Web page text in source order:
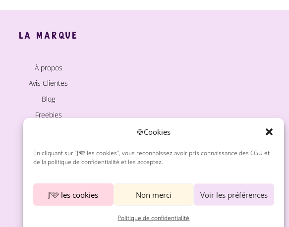
🍪Cookies
En cliquant sur “J'🩷 les cookies”, vous reconnaissez avoir pris connaissance des CGU et
de la politique de confidentialité et les acceptez.
J'🩷 les cookies Non merci Voir les préférences
Politique de confidentialité
LA MARQUE
À propos
Avis Clientes
Blog
Freebies